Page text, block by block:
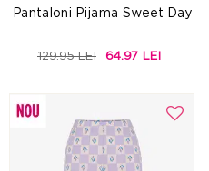
Pantaloni Pijama Sweet Day
129.95 LEI 64.97 LEI